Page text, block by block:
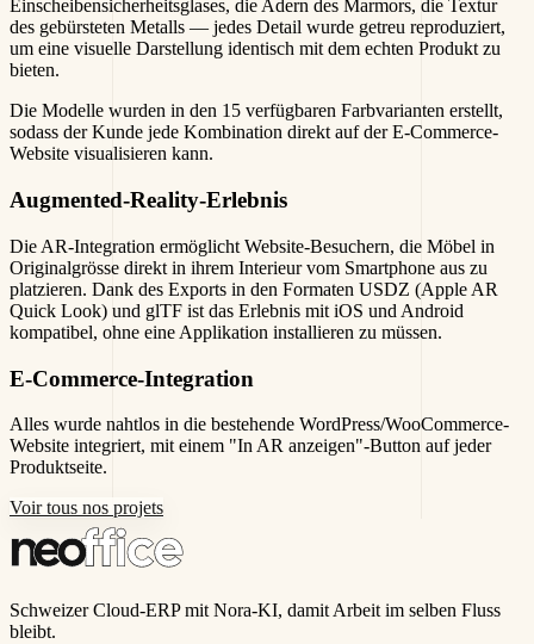
Einscheibensicherheitsglases, die Adern des Marmors, die Textur
des gebürsteten Metalls — jedes Detail wurde getreu reproduziert,
um eine visuelle Darstellung identisch mit dem echten Produkt zu
bieten.
Die Modelle wurden in den 15 verfügbaren Farbvarianten erstellt,
sodass der Kunde jede Kombination direkt auf der E-Commerce-
Website visualisieren kann.
Augmented-Reality-Erlebnis
Die AR-Integration ermöglicht Website-Besuchern, die Möbel in
Originalgrösse direkt in ihrem Interieur vom Smartphone aus zu
platzieren. Dank des Exports in den Formaten USDZ (Apple AR
Quick Look) und glTF ist das Erlebnis mit iOS und Android
kompatibel, ohne eine Applikation installieren zu müssen.
E-Commerce-Integration
Alles wurde nahtlos in die bestehende WordPress/WooCommerce-
Website integriert, mit einem "In AR anzeigen"-Button auf jeder
Produktseite.
Voir tous nos projets
Schweizer Cloud-ERP mit Nora-KI, damit Arbeit im selben Fluss
bleibt.